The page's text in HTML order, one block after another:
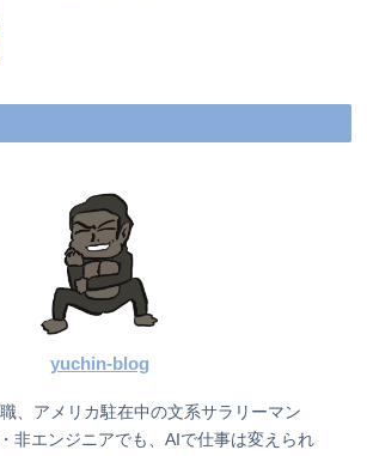
yuchin-blog
、アメリカ駐在中の文系サラリーマン
非エンジニアでも、AIで仕事は変えられ